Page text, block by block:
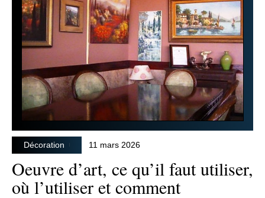
Décoration 11 mars 2026
Oeuvre d’art, ce qu’il faut utiliser,
où l’utiliser et comment